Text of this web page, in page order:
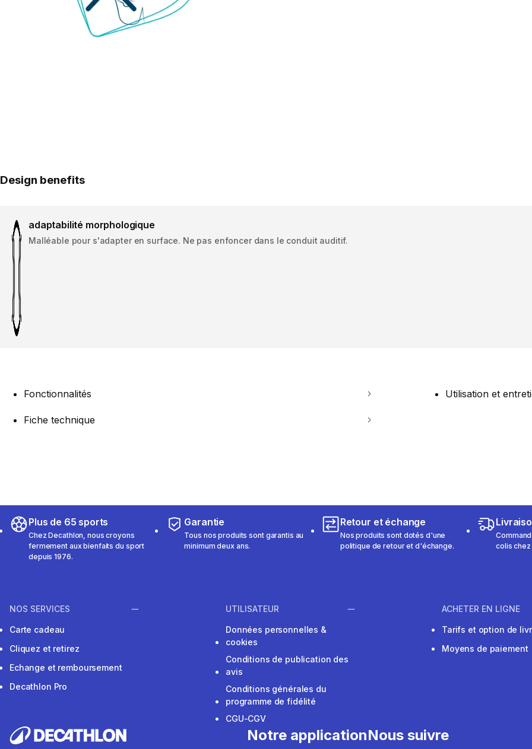
Design benefits
adaptabilité morphologique
Malléable pour s'adapter en surface. Ne pas enfoncer dans le conduit auditif.
Fonctionnalités Utilisation et
Fiche technique
Plus de 65 sports
Chez Decathlon, nous croyons
fermement aux bienfaits du sport
depuis 1976.
Garantie
Tous nos produits sont garantis au
minimum deux ans.
Retour et échange
Nos produits sont dotés d'une
politique de retour et d'échange.
colis
NOS SERVICES
Carte cadeau
Cliquez et retirez
Echange et remboursement
Decathlon Pro
UTILISATEUR
Données personnelles &
cookies
Conditions de publication des
avis
Conditions générales du
programme de fidélité
CGU-CGV
ACHETER EN LIGNE
Tarifs et option de
Moyens de paiement
Notre applicationNous suivre